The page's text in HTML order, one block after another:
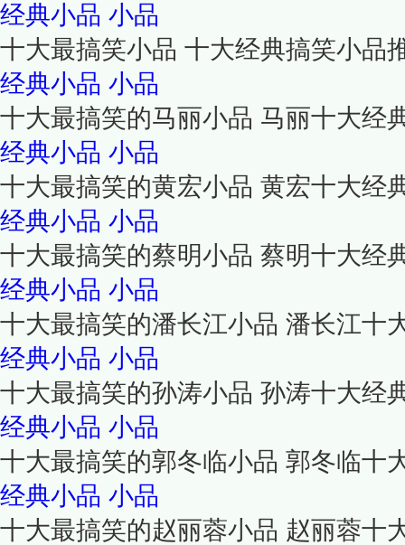
经典小品 小品
十大最搞笑小品 十大经典搞笑小品
经典小品 小品
十大最搞笑的马丽小品 马丽十大经
经典小品 小品
十大最搞笑的黄宏小品 黄宏十大经
经典小品 小品
十大最搞笑的蔡明小品 蔡明十大经
经典小品 小品
十大最搞笑的潘长江小品 潘长江十
经典小品 小品
十大最搞笑的孙涛小品 孙涛十大经
经典小品 小品
十大最搞笑的郭冬临小品 郭冬临十
经典小品 小品
十大最搞笑的赵丽蓉小品 赵丽蓉十